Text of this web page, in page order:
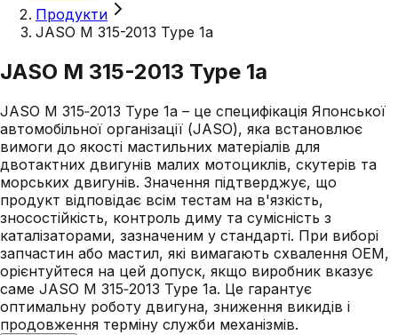
Продукти
JASO M 315-2013 Type 1a
JASO M 315-2013 Type 1a
JASO M 315‑2013 Type 1a – це специфікація Японської
автомобільної організації (JASO), яка встановлює
вимоги до якості мастильних матеріалів для
двотактних двигунів малих мотоциклів, скутерів та
морських двигунів. Значення підтверджує, що
продукт відповідає всім тестам на в'язкість,
зносостійкість, контроль диму та сумісність з
каталізаторами, зазначеним у стандарті. При виборі
запчастин або мастил, які вимагають схвалення OEM,
орієнтуйтеся на цей допуск, якщо виробник вказує
саме JASO M 315‑2013 Type 1a. Це гарантує
оптимальну роботу двигуна, зниження викидів і
продовження терміну служби механізмів.